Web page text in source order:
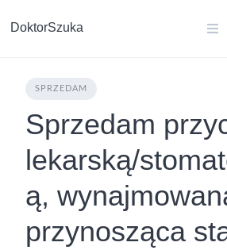
DoktorSzuka
SPRZEDAM
Sprzedam
lekarską/
ą,
przynosząca